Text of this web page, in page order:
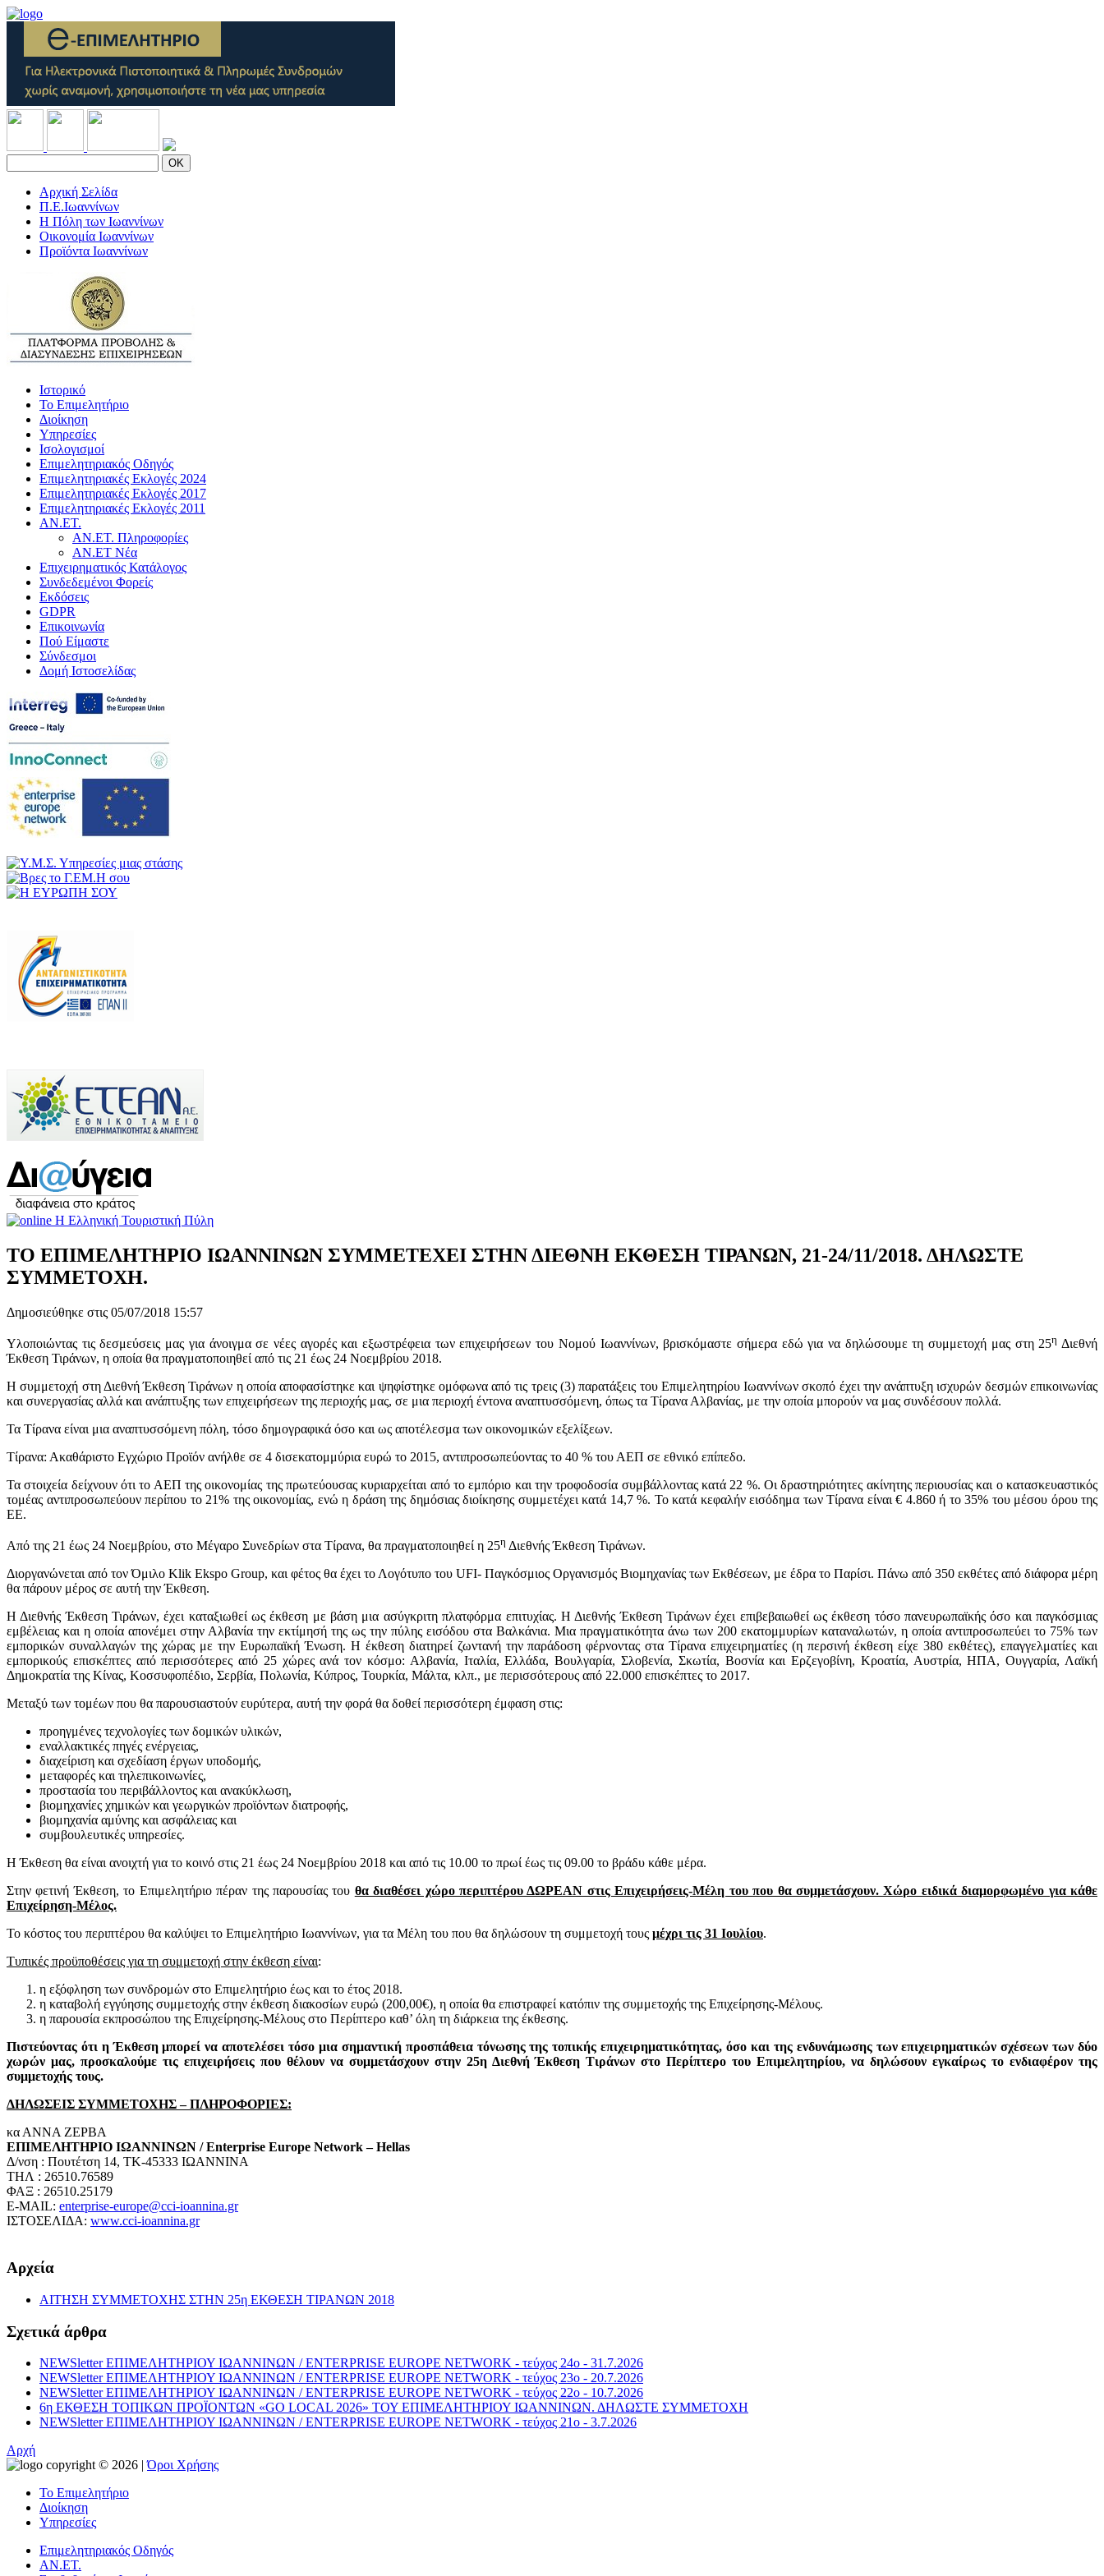
OK
Αρχική Σελίδα
Π.Ε.Ιωαννίνων
Η Πόλη των Ιωαννίνων
Οικονομία Ιωαννίνων
Προϊόντα Ιωαννίνων
Ιστορικό
Το Επιμελητήριο
Διοίκηση
Υπηρεσίες
Ισολογισμοί
Επιμελητηριακός Οδηγός
Επιμελητηριακές Εκλογές 2024
Επιμελητηριακές Εκλογές 2017
Επιμελητηριακές Εκλογές 2011
ΑΝ.ΕΤ.
ΑΝ.ΕΤ. Πληροφορίες
ΑΝ.ΕΤ Νέα
Επιχειρηματικός Κατάλογος
Συνδεδεμένοι Φορείς
Εκδόσεις
GDPR
Επικοινωνία
Πού Είμαστε
Σύνδεσμοι
Δομή Ιστοσελίδας
ΤΟ ΕΠΙΜΕΛΗΤΗΡΙΟ ΙΩΑΝΝΙΝΩΝ ΣΥΜΜΕΤΕΧΕΙ ΣΤΗΝ ΔΙΕΘΝΗ ΕΚΘΕΣΗ ΤΙΡΑΝΩΝ, 21-24/11/2018. ΔΗΛΩΣΤΕ
ΣΥΜΜΕΤΟΧΗ.
Δημοσιεύθηκε στις 05/07/2018 15:57
Υλοποιώντας τις δεσμεύσεις μας για άνοιγμα σε νέες αγορές και εξωστρέφεια των επιχειρήσεων του Νομού Ιωαννίνων, βρισκόμαστε σήμερα εδώ για να δηλώσουμε τη συμμετοχή μας στη 25η Διεθνή
Έκθεση Τιράνων, η οποία θα πραγματοποιηθεί από τις 21 έως 24 Νοεμβρίου 2018.
Η συμμετοχή στη Διεθνή Έκθεση Τιράνων η οποία αποφασίστηκε και ψηφίστηκε ομόφωνα από τις τρεις (3) παρατάξεις του Επιμελητηρίου Ιωαννίνων σκοπό έχει την ανάπτυξη ισχυρών δεσμών επικοινωνίας
και συνεργασίας αλλά και ανάπτυξης των επιχειρήσεων της περιοχής μας, σε μια περιοχή έντονα αναπτυσσόμενη, όπως τα Τίρανα Αλβανίας, με την οποία μπορούν να μας συνδέσουν πολλά.
Τα Τίρανα είναι μια αναπτυσσόμενη πόλη, τόσο δημογραφικά όσο και ως αποτέλεσμα των οικονομικών εξελίξεων.
Τίρανα: Ακαθάριστο Εγχώριο Προϊόν ανήλθε σε 4 δισεκατομμύρια ευρώ το 2015, αντιπροσωπεύοντας το 40 % του ΑΕΠ σε εθνικό επίπεδο.
Τα στοιχεία δείχνουν ότι το ΑΕΠ της οικονομίας της πρωτεύουσας κυριαρχείται από το εμπόριο και την τροφοδοσία συμβάλλοντας κατά 22 %. Οι δραστηριότητες ακίνητης περιουσίας και ο κατασκευαστικός
τομέας αντιπροσωπεύουν περίπου το 21% της οικονομίας, ενώ η δράση της δημόσιας διοίκησης συμμετέχει κατά 14,7 %. Το κατά κεφαλήν εισόδημα των Τίρανα είναι € 4.860 ή το 35% του μέσου όρου της
ΕΕ.
Από της 21 έως 24 Νοεμβρίου, στο Μέγαρο Συνεδρίων στα Τίρανα, θα πραγματοποιηθεί η 25η Διεθνής Έκθεση Τιράνων.
Διοργανώνεται από τον Όμιλο Klik Ekspo Group, και φέτος θα έχει το Λογότυπο του UFI- Παγκόσμιος Οργανισμός Βιομηχανίας των Εκθέσεων, με έδρα το Παρίσι. Πάνω από 350 εκθέτες από διάφορα μέρη
θα πάρουν μέρος σε αυτή την Έκθεση.
Η Διεθνής Έκθεση Τιράνων, έχει καταξιωθεί ως έκθεση με βάση μια ασύγκριτη πλατφόρμα επιτυχίας. Η Διεθνής Έκθεση Τιράνων έχει επιβεβαιωθεί ως έκθεση τόσο πανευρωπαϊκής όσο και παγκόσμιας
εμβέλειας και η οποία απονέμει στην Αλβανία την εκτίμησή της ως την πύλης εισόδου στα Βαλκάνια. Μια πραγματικότητα άνω των 200 εκατομμυρίων καταναλωτών, η οποία αντιπροσωπεύει το 75% των
εμπορικών συναλλαγών της χώρας με την Ευρωπαϊκή Ένωση. Η έκθεση διατηρεί ζωντανή την παράδοση φέρνοντας στα Τίρανα επιχειρηματίες (η περσινή έκθεση είχε 380 εκθέτες), επαγγελματίες και
εμπορικούς επισκέπτες από περισσότερες από 25 χώρες ανά τον κόσμο: Αλβανία, Ιταλία, Ελλάδα, Βουλγαρία, Σλοβενία, Σκωτία, Βοσνία και Ερζεγοβίνη, Κροατία, Αυστρία, ΗΠΑ, Ουγγαρία, Λαϊκή
Δημοκρατία της Κίνας, Κοσσυφοπέδιο, Σερβία, Πολωνία, Κύπρος, Τουρκία, Μάλτα, κλπ., με περισσότερους από 22.000 επισκέπτες το 2017.
Μεταξύ των τομέων που θα παρουσιαστούν ευρύτερα, αυτή την φορά θα δοθεί περισσότερη έμφαση στις:
προηγμένες τεχνολογίες των δομικών υλικών,
εναλλακτικές πηγές ενέργειας,
διαχείριση και σχεδίαση έργων υποδομής,
μεταφορές και τηλεπικοινωνίες,
προστασία του περιβάλλοντος και ανακύκλωση,
βιομηχανίες χημικών και γεωργικών προϊόντων διατροφής,
βιομηχανία αμύνης και ασφάλειας και
συμβουλευτικές υπηρεσίες.
Η Έκθεση θα είναι ανοιχτή για το κοινό στις 21 έως 24 Νοεμβρίου 2018 και από τις 10.00 το πρωί έως τις 09.00 το βράδυ κάθε μέρα.
Στην φετινή Έκθεση, το Επιμελητήριο πέραν της παρουσίας του θα διαθέσει χώρο περιπτέρου ΔΩΡΕΑΝ στις Επιχειρήσεις-Μέλη του που θα συμμετάσχουν. Χώρο ειδικά διαμορφωμένο για κάθε
Επιχείρηση-Μέλος.
Το κόστος του περιπτέρου θα καλύψει το Επιμελητήριο Ιωαννίνων, για τα Μέλη του που θα δηλώσουν τη συμμετοχή τους μέχρι τις 31 Ιουλίου.
Τυπικές προϋποθέσεις για τη συμμετοχή στην έκθεση είναι:
η εξόφληση των συνδρομών στο Επιμελητήριο έως και το έτος 2018.
η καταβολή εγγύησης συμμετοχής στην έκθεση διακοσίων ευρώ (200,00€), η οποία θα επιστραφεί κατόπιν της συμμετοχής της Επιχείρησης-Μέλους.
η παρουσία εκπροσώπου της Επιχείρησης-Μέλους στο Περίπτερο καθ’ όλη τη διάρκεια της έκθεσης.
Πιστεύοντας ότι η Έκθεση μπορεί να αποτελέσει τόσο μια σημαντική προσπάθεια τόνωσης της τοπικής επιχειρηματικότητας, όσο και της ενδυνάμωσης των επιχειρηματικών σχέσεων των δύο
χωρών μας, προσκαλούμε τις επιχειρήσεις που θέλουν να συμμετάσχουν στην 25η Διεθνή Έκθεση Τιράνων στο Περίπτερο του Επιμελητηρίου, να δηλώσουν εγκαίρως το ενδιαφέρον της
συμμετοχής τους.
ΔΗΛΩΣΕΙΣ ΣΥΜΜΕΤΟΧΗΣ – ΠΛΗΡΟΦΟΡΙΕΣ:
κα ΑΝΝΑ ΖΕΡΒΑ
ΕΠΙΜΕΛΗΤΗΡΙΟ ΙΩΑΝΝΙΝΩΝ /Enterprise Europe Network – Hellas
Δ/νση : Πουτέτση 14, ΤΚ-45333 ΙΩΑΝΝΙΝΑ
ΤΗΛ : 26510.76589
ΦΑΞ : 26510.25179
E-MAIL: enterprise-europe@cci-ioannina.gr
ΙΣΤΟΣΕΛΙΔΑ: www.cci-ioannina.gr
Αρχεία
ΑΙΤΗΣΗ ΣΥΜΜΕΤΟΧΗΣ ΣΤΗΝ 25η ΕΚΘΕΣΗ ΤΙΡΑΝΩΝ 2018
Σχετικά άρθρα
NEWSletter ΕΠΙΜΕΛΗΤΗΡΙΟΥ ΙΩΑΝΝΙΝΩΝ / ENTERPRISE EUROPE NETWORK - τεύχος 24o - 31.7.2026
NEWSletter ΕΠΙΜΕΛΗΤΗΡΙΟΥ ΙΩΑΝΝΙΝΩΝ / ENTERPRISE EUROPE NETWORK - τεύχος 23o - 20.7.2026
NEWSletter ΕΠΙΜΕΛΗΤΗΡΙΟΥ ΙΩΑΝΝΙΝΩΝ / ENTERPRISE EUROPE NETWORK - τεύχος 22o - 10.7.2026
6η ΕΚΘΕΣΗ ΤΟΠΙΚΩΝ ΠΡΟΪΟΝΤΩΝ «GO LOCAL 2026» ΤΟΥ ΕΠΙΜΕΛΗΤΗΡΙΟΥ ΙΩΑΝΝΙΝΩΝ. ΔΗΛΩΣΤΕ ΣΥΜΜΕΤΟΧΗ
NEWSletter ΕΠΙΜΕΛΗΤΗΡΙΟΥ ΙΩΑΝΝΙΝΩΝ / ENTERPRISE EUROPE NETWORK - τεύχος 21o - 3.7.2026
Αρχή
copyright © 2026 |Όροι Χρήσης
Το Επιμελητήριο
Διοίκηση
Υπηρεσίες
Επιμελητηριακός Οδηγός
ΑΝ.ΕΤ.